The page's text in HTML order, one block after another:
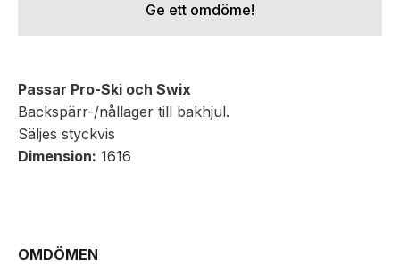
Ge ett omdöme!
Passar Pro-Ski och Swix
Backspärr-/nållager till bakhjul.
Säljes styckvis
Dimension: 1616
OMDÖMEN